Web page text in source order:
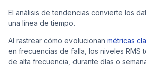
El análisis de tendencias convierte los
una línea de tiempo.
Al rastrear cómo evolucionan métricas
en frecuencias de falla, los niveles RMS
de alta frecuencia, durante días o